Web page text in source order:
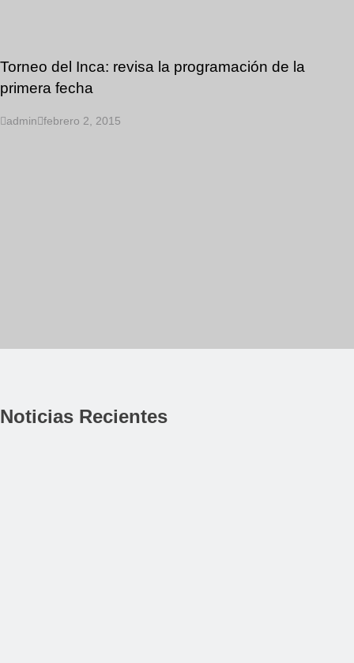
Torneo del Inca: revisa la programación de la
primera fecha
admin febrero 2, 2015
Noticias Recientes